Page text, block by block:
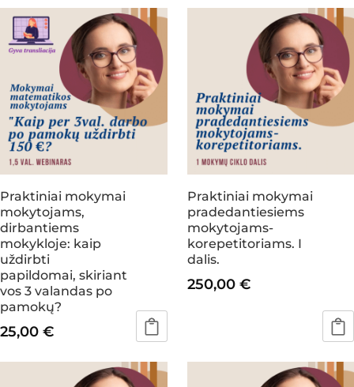
was:
65,00 €.
is:
50,00 €.
50,00 €.
is:
25,00 €.
Praktiniai mokymai
mokytojams,
dirbantiems
mokykloje: kaip
uždirbti
papildomai, skiriant
vos 3 valandas po
pamokų?
25,00 €
Praktiniai mokymai
pradedantiesiems
mokytojams-
korepetitoriams. I
dalis.
250,00 €